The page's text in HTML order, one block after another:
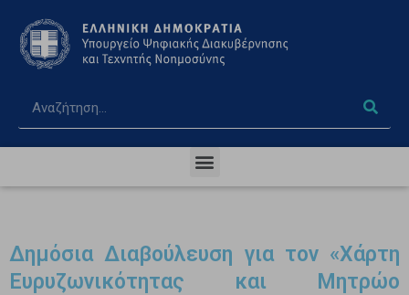
Δημόσια Διαβούλευση για τον «Χάρτη
Ευρυζωνικότητας και Μητρώο